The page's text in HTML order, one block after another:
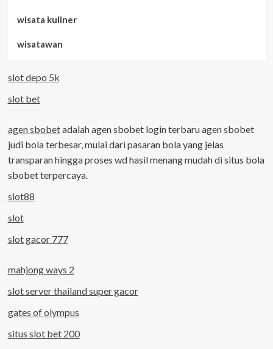
wisata kuliner
wisatawan
slot depo 5k
slot bet
agen sbobetadalah agen sbobet login terbaru agen sbobet
judi bola terbesar, mulai dari pasaran bola yang jelas
transparan hingga proses wd hasil menang mudah di situs bola
sbobet terpercaya.
slot88
slot
slot gacor 777
mahjong ways 2
slot server thailand super gacor
gates of olympus
situs slot bet 200